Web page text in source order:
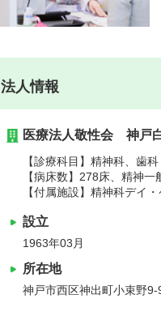
法人情報
医療法人敬性会 神戸
【診療科目】精神科、歯科
【病床数】278床、精神
【付属施設】精神科デイ
設立
1963年03月
所在地
神戸市西区神出町小束野9-